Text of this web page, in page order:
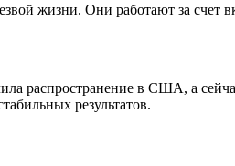
жизни. Они работают за счет
распространение в США, а
результатов.